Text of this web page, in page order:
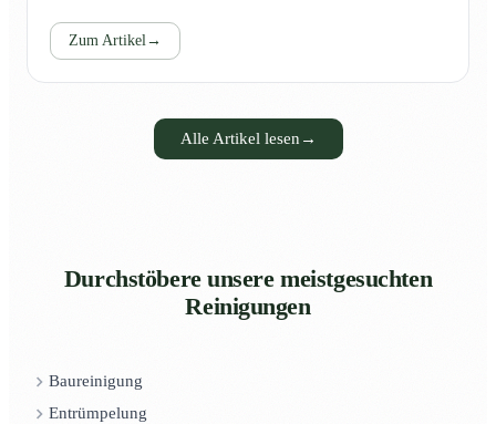
Zum Artikel→
Alle Artikel lesen →
Durchstöbere unsere meistgesuchten
Reinigungen
Baureinigung
Entrümpelung